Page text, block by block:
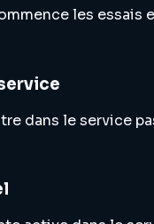
les
dans le service